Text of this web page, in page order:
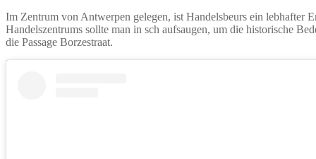
Im Zentrum von Antwerpen gelegen, ist Handelsbeurs ein lebhafter
Handelszentrums sollte man in sch aufsaugen, um die historische
die Passage Borzestraat.